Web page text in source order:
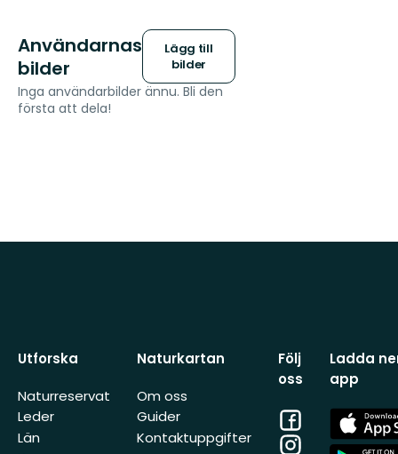
Användarnas
bilder
Lägg till
bilder
Inga användarbilder ännu. Bli den
första att dela!
Utforska
Naturreservat
Leder
Län
Naturkartan
Om oss
Guider
Kontaktuppgifter
Följ
oss
Facebook
Instagram
Ladda
app
App
Store